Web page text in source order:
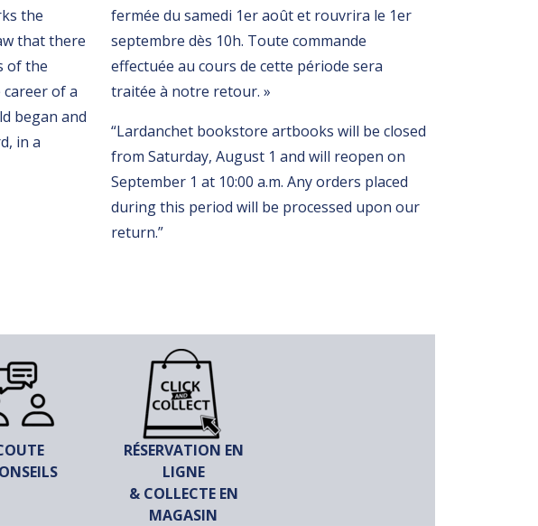
the
that there
of the
of a
began and
in a
fermée du samedi 1er août et rouvrira le 1er
septembre dès 10h. Toute commande
effectuée au cours de cette période sera
traitée à notre retour. »
“Lardanchet bookstore artbooks will be closed
from Saturday, August 1 and will reopen on
September 1 at 10:00 a.m. Any orders placed
during this period will be processed upon our
return.”
RÉSERVATION EN
LIGNE
& COLLECTE EN
MAGASIN